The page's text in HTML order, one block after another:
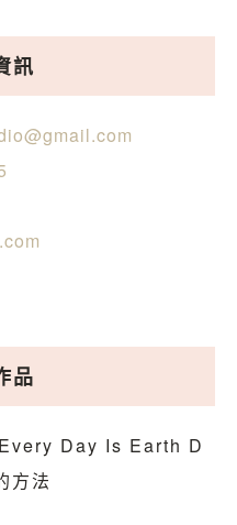
訊
品
Day Is Earth D
方法